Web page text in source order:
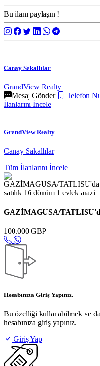
Bu ilanı paylaşın !
Canay Sakallılar
GrandView Realty
Mesaj Gönder
Telefon
İlanlarını İncele
GrandView Realty
Canay Sakallılar
Tüm İlanlarını İncele
GAZİMAGUSA/
100.000 GBP
Hesabınıza Giriş Yapınız.
Bu özelliği kullanabilmek ve
hesabınıza giriş yapınız.
Giriş Yap